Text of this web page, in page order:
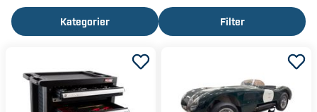
Kategorier Filter